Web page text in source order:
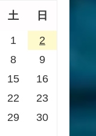
土 日
1
2
8
9
15
16
22
23
29
30